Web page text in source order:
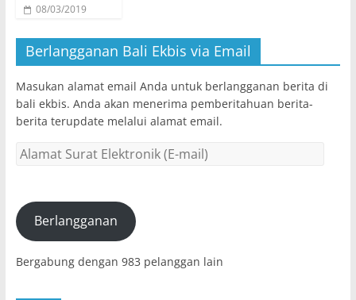
08/03/2019
Berlangganan Bali Ekbis via Email
Masukan alamat email Anda untuk berlangganan berita di
bali ekbis. Anda akan menerima pemberitahuan berita-
berita terupdate melalui alamat email.
Alamat
(E-
mail)Berlangganan
Bergabung dengan 983 pelanggan lain